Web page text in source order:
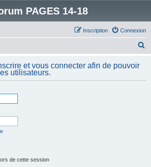
PAGES 14-18
Connexion
Inscription
h
et vous connecter afin de pouvoir
utilisateurs.
de cette session